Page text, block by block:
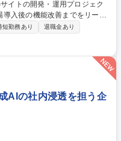
導入後の機能改善までをリー
管理等を担います。 ・シ
の調整 ・開発パートナー（ト
ト ・システム設計・評価のリ
盤の効率化、AI活用やシームレ
ドを活用。 募集職種
短勤務あり
退職金あり
AIの社内浸透を担う企